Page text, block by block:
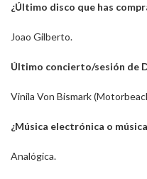
¿Último disco que has
Joao Gilberto.
Último concierto/sesión de
Vinila Von Bismark
¿Música electrónica o
Analógica.